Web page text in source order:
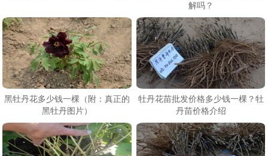
解吗？
黑牡丹花多少钱一棵（附：真正的
黑牡丹图片）
牡丹花苗批发价格多少钱一棵？牡
丹苗价格介绍